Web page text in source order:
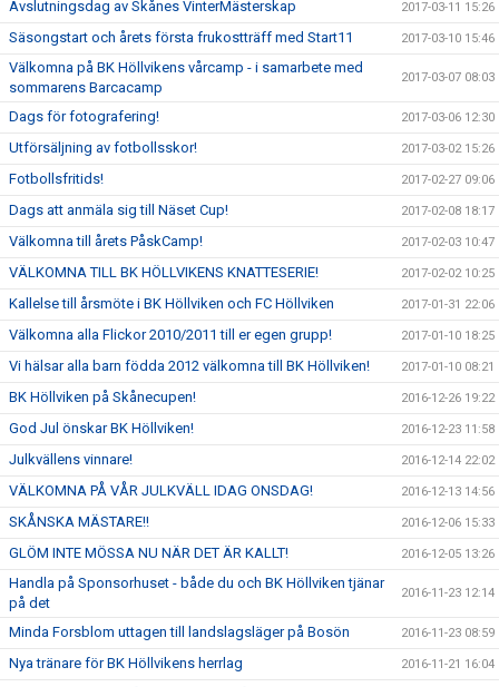
Avslutningsdag av Skånes VinterMästerskap 2017-03-11 15:26
Säsongstart och årets första frukostträff med Start11 2017-03-10 15:46
Välkomna på BK Höllvikens vårcamp - i samarbete med
sommarens Barcacamp
2017-03-07 08:03
Dags för fotografering! 2017-03-06 12:30
Utförsäljning av fotbollsskor! 2017-03-02 15:26
Fotbollsfritids! 2017-02-27 09:06
Dags att anmäla sig till Näset Cup! 2017-02-08 18:17
Välkomna till årets PåskCamp! 2017-02-03 10:47
VÄLKOMNA TILL BK HÖLLVIKENS KNATTESERIE! 2017-02-02 10:25
Kallelse till årsmöte i BK Höllviken och FC Höllviken 2017-01-31 22:06
Välkomna alla Flickor 2010/2011 till er egen grupp! 2017-01-10 18:25
Vi hälsar alla barn födda 2012 välkomna till BK Höllviken! 2017-01-10 08:21
BK Höllviken på Skånecupen! 2016-12-26 19:22
God Jul önskar BK Höllviken! 2016-12-23 11:58
Julkvällens vinnare! 2016-12-14 22:02
VÄLKOMNA PÅ VÅR JULKVÄLL IDAG ONSDAG! 2016-12-13 14:56
SKÅNSKA MÄSTARE!! 2016-12-06 15:33
GLÖM INTE MÖSSA NU NÄR DET ÄR KALLT! 2016-12-05 13:26
Handla på Sponsorhuset - både du och BK Höllviken tjänar
på det
2016-11-23 12:14
Minda Forsblom uttagen till landslagsläger på Bosön 2016-11-23 08:59
Nya tränare för BK Höllvikens herrlag 2016-11-21 16:04